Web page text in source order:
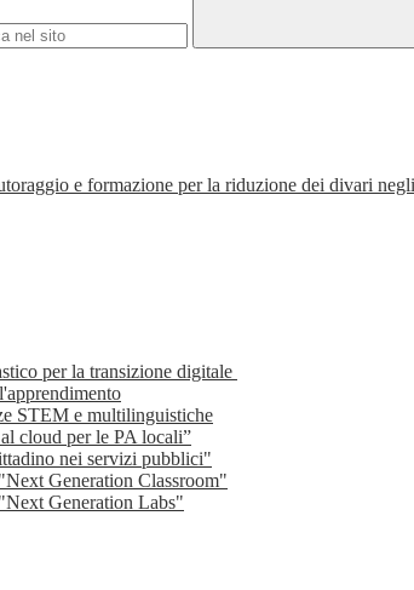
e formazione per la riduzione dei divari
per la transizione digitale
STEM e multilinguistiche
cloud per le PA locali”
nei servizi pubblici"
Generation Classroom"
Generation Labs"